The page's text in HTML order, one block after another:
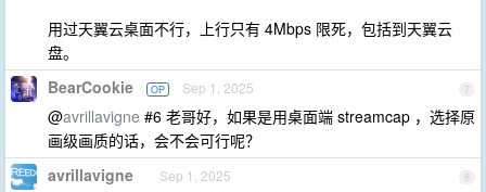
用过天翼云桌面不行，上行只有 4Mbps 限死，包括到天翼云
盘。
7
BearCookie OP Sep 1, 2025
@avrillavigne #6 老哥好，如果是用桌面端 streamcap ，选择原
画级画质的话，会不会可行呢？
8
avrillavigne Sep 1, 2025